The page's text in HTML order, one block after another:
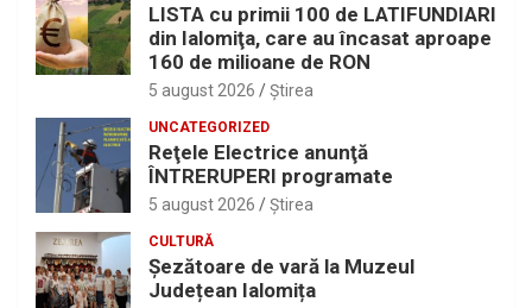
LISTA cu primii 100 de LATIFUNDIARI
din Ialomiţa, care au încasat aproape
160 de milioane de RON
5 august 2026 Ştirea
UNCATEGORIZED
Reţele Electrice anunţă
ÎNTRERUPERI programate
5 august 2026 Ştirea
CULTURĂ
Șezătoare de vară la Muzeul
Județean Ialomița